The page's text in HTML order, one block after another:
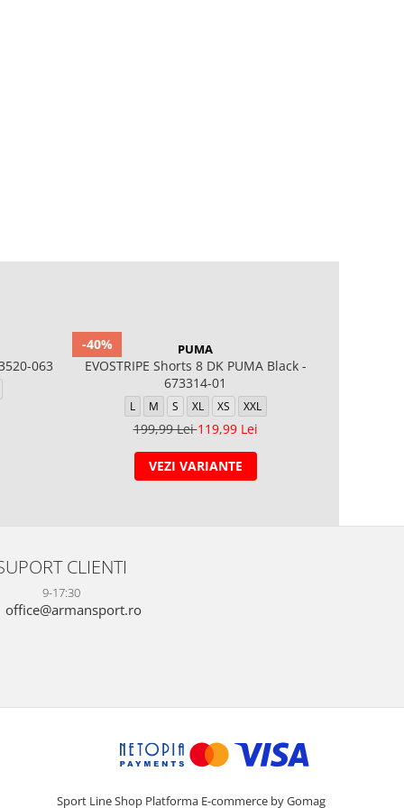
063
-40% PUMA
EVOSTRIPE Shorts 8 DK PUMA Black -
673314-01
L M S XL XS XXL
199,99 Lei119,99 Lei
VEZI VARIANTE
CLIENTI
9-17:30
office@armansport.ro
Sport Line Shop Platforma E-commerce by Gomag